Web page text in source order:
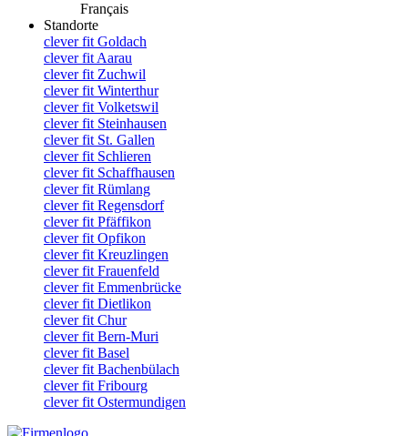
Français
Standorte
clever fit Goldach
clever fit Aarau
clever fit Zuchwil
clever fit Winterthur
clever fit Volketswil
clever fit Steinhausen
clever fit St. Gallen
clever fit Schlieren
clever fit Schaffhausen
clever fit Rümlang
clever fit Regensdorf
clever fit Pfäffikon
clever fit Opfikon
clever fit Kreuzlingen
clever fit Frauenfeld
clever fit Emmenbrücke
clever fit Dietlikon
clever fit Chur
clever fit Bern-Muri
clever fit Basel
clever fit Bachenbülach
clever fit Fribourg
clever fit Ostermundigen